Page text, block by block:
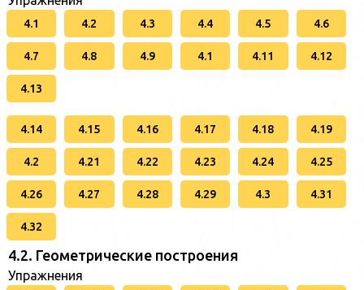
4.1 4.2 4.3 4.4 4.5 4.6
4.7 4.8 4.9 4.1 4.11 4.12
4.13
4.14 4.15 4.16 4.17 4.18 4.19
4.2 4.21 4.22 4.23 4.24 4.25
4.26 4.27 4.28 4.29 4.3 4.31
4.32
4.2. Геометрические построения
Упражнения